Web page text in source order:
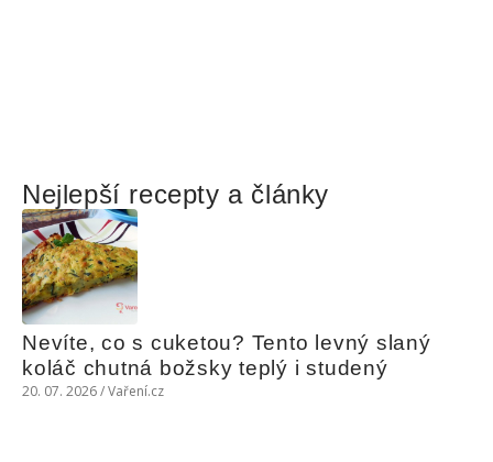
Nejlepší recepty a články
Nevíte, co s cuketou? Tento levný slaný
koláč chutná božsky teplý i studený
20. 07. 2026 / Vaření.cz